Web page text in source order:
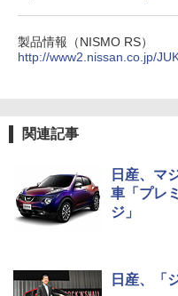
製品情報（NISMO RS）
http://www2.nissan.co.jp/
関連記事
日産、マ
車「プレ
ジ」
日産、「